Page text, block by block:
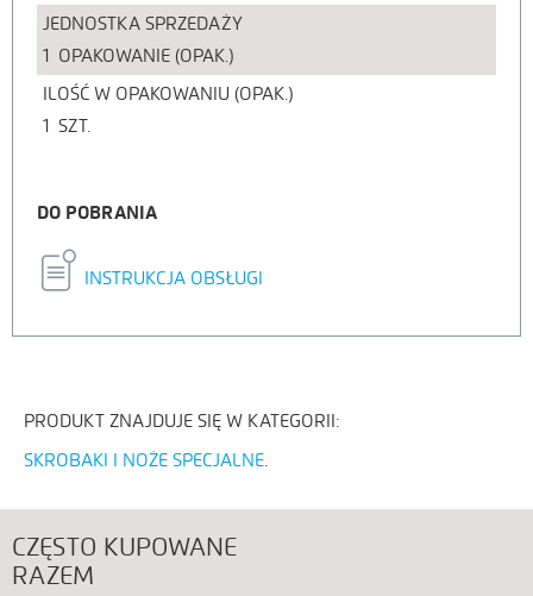
JEDNOSTKA SPRZEDAŻY
1 OPAKOWANIE (OPAK.)
ILOŚĆ W OPAKOWANIU (OPAK.)
1 SZT.
DO POBRANIA
INSTRUKCJA OBSŁUGI
PRODUKT ZNAJDUJE SIĘ W KATEGORII:
SKROBAKI I NOŻE SPECJALNE
CZĘSTO KUPOWANE
RAZEM